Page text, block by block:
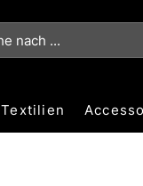
Textilien